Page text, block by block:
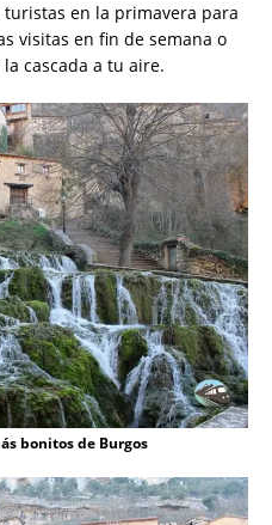
en la primavera para
visitas en fin de semana o
cascada a tu aire.
bonitos de Burgos